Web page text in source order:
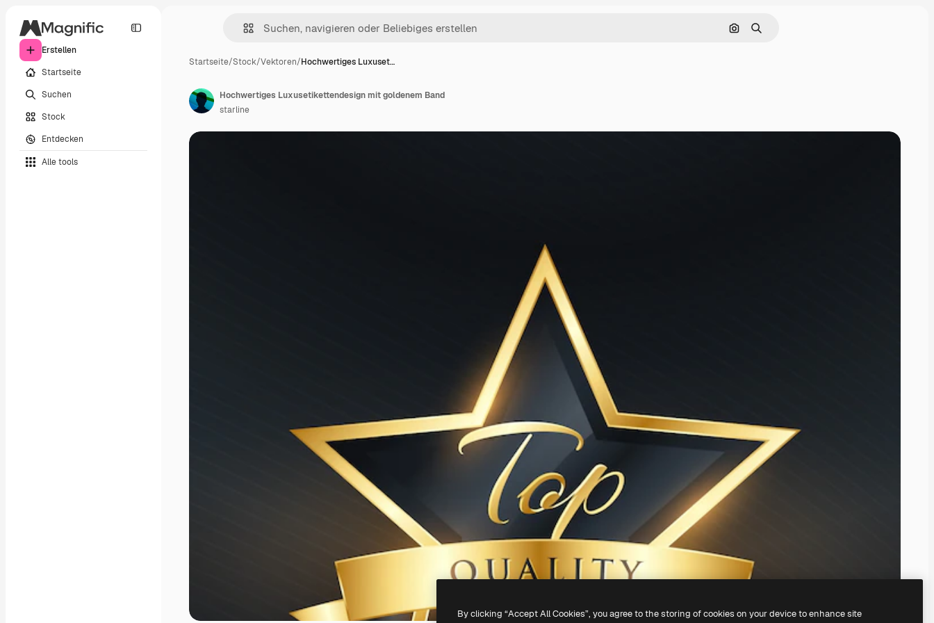
Erstellen
Startseite
Suchen
Stock
Entdecken
Alle tools
Nach Bild suchen
Suchen
Startseite/Stock/Vektoren/Hochwertiges Luxuset…
Hochwertiges Luxusetikettendesign mit goldenem Band
starline
By clicking “Accept All Cookies”, you agree to the storing of cookies on your device to enhance site